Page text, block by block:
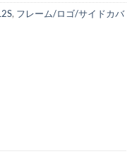
, フレーム/ロゴ/サイドカバ